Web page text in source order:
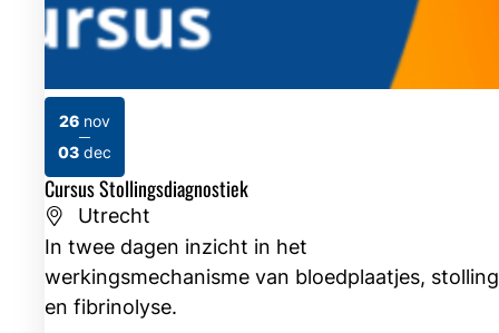
Cursus Stollingsdiagnostiek
Utrecht
In twee dagen inzicht in het
werkingsmechanisme van bloedplaatjes, stolling
en fibrinolyse.
26 nov
2026
03 dec
2026